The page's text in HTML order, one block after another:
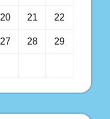
20 21 22
27 28 29